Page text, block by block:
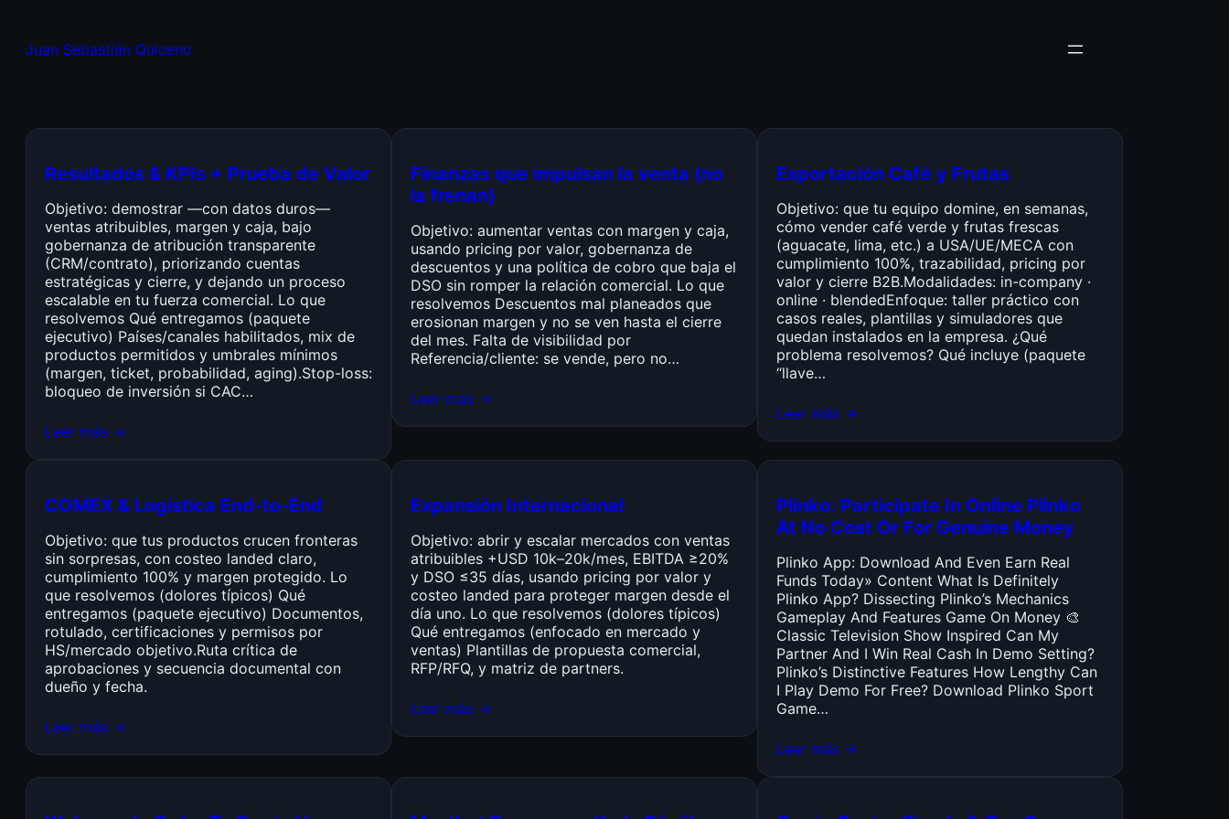
Juan Sebastián Quiceno
Resultados & KPIs + Prueba de Valor
Objetivo: demostrar —con datos duros—
ventas atribuibles, margen y caja, bajo
gobernanza de atribución transparente
(CRM/contrato), priorizando cuentas
estratégicas y cierre, y dejando un proceso
escalable en tu fuerza comercial. Lo que
resolvemos Qué entregamos (paquete
ejecutivo) Países/canales habilitados, mix de
productos permitidos y umbrales mínimos
(margen, ticket, probabilidad, aging).Stop-loss:
bloqueo de inversión si CAC…
Leer más →
Finanzas que impulsan la venta (no
la frenan)
Objetivo: aumentar ventas con margen y caja,
usando pricing por valor, gobernanza de
descuentos y una política de cobro que baja el
DSO sin romper la relación comercial. Lo que
resolvemos Descuentos mal planeados que
erosionan margen y no se ven hasta el cierre
del mes. Falta de visibilidad por
Referencia/cliente: se vende, pero no…
Leer más →
Exportación Café y Frutas
Objetivo: que tu equipo domine, en semanas,
cómo vender café verde y frutas frescas
(aguacate, lima, etc.) a USA/UE/MECA con
cumplimiento 100%, trazabilidad, pricing por
valor y cierre B2B.Modalidades: in-company ·
online · blendedEnfoque: taller práctico con
casos reales, plantillas y simuladores que
quedan instalados en la empresa. ¿Qué
problema resolvemos? Qué incluye (paquete
“llave…
Leer más →
COMEX & Logística End-to-End
Objetivo: que tus productos crucen fronteras
sin sorpresas, con costeo landed claro,
cumplimiento 100% y margen protegido. Lo
que resolvemos (dolores típicos) Qué
entregamos (paquete ejecutivo) Documentos,
rotulado, certificaciones y permisos por
HS/mercado objetivo.Ruta crítica de
aprobaciones y secuencia documental con
dueño y fecha.
Leer más →
Expansión Internacional
Objetivo: abrir y escalar mercados con ventas
atribuibles +USD 10k–20k/mes, EBITDA ≥20%
y DSO ≤35 días, usando pricing por valor y
costeo landed para proteger margen desde el
día uno. Lo que resolvemos (dolores típicos)
Qué entregamos (enfocado en mercado y
ventas) Plantillas de propuesta comercial,
RFP/RFQ, y matriz de partners.
Leer más →
Plinko: Participate In Online Plinko
At No Cost Or For Genuine Money
Plinko App: Download And Even Earn Real
Funds Today» Content What Is Definitely
Plinko App? Dissecting Plinko’s Mechanics
Gameplay And Features Game On Money 🎨
Classic Television Show Inspired Can My
Partner And I Win Real Cash In Demo Setting?
Plinko’s Distinctive Features How Lengthy Can
I Play Demo For Free? Download Plinko Sport
Game…
Leer más →